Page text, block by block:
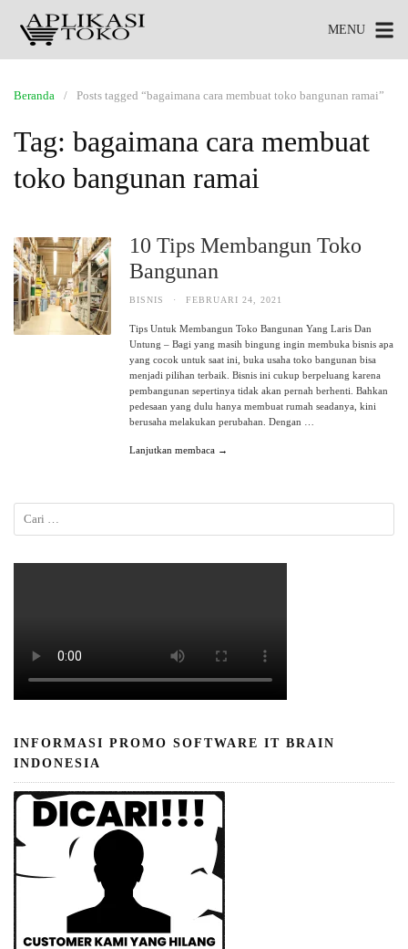
MENU
Beranda Posts tagged “bagaimana cara membuat toko bangunan ramai”
Tag: bagaimana cara membuat
toko bangunan ramai
10 Tips Membangun Toko
Bangunan
BISNIS · FEBRUARI 24, 2021
Tips Untuk Membangun Toko Bangunan Yang Laris Dan
Untung – Bagi yang masih bingung ingin membuka bisnis apa
yang cocok untuk saat ini, buka usaha toko bangunan bisa
menjadi pilihan terbaik. Bisnis ini cukup berpeluang karena
pembangunan sepertinya tidak akan pernah berhenti. Bahkan
pedesaan yang dulu hanya membuat rumah seadanya, kini
berusaha melakukan perubahan. Dengan …
Lanjutkan membaca →
INFORMASI PROMO SOFTWARE IT BRAIN
INDONESIA